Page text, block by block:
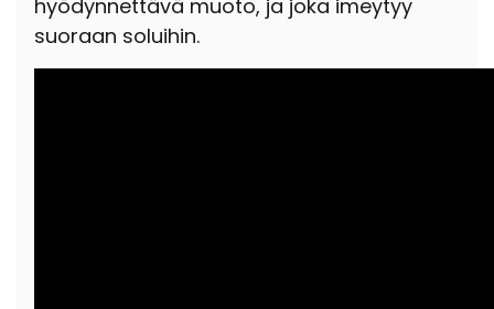
hyödynnettävä muoto, ja joka imeytyy
suoraan soluihin.